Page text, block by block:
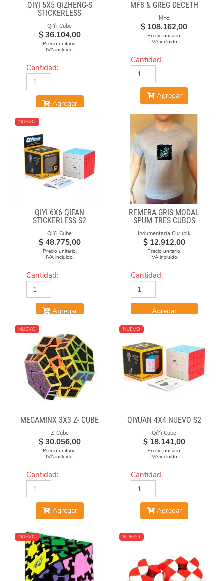
QIYI 5X5 QIZHENG-S
STICKERLESS
QiYi Cube
$ 36.104,00
Precio unitario.
IVA incluido.
Cantidad:
Agregar
MF8 & GREG DECETH
MF8
$ 108.162,00
Precio unitario.
IVA incluido.
Cantidad:
Agregar
NUEVO
QIYI 6X6 QIFAN
STICKERLESS S2
QiYi Cube
$ 48.775,00
Precio unitario.
IVA incluido.
Cantidad:
Agregar
REMERA GRIS MODAL
SPUM TRES CUBOS
Indumentaria Curubik
$ 12.912,00
Precio unitario.
IVA incluido.
Cantidad:
Agregar
NUEVO
MEGAMINX 3X3 Z- CUBE
Z-Cube
$ 30.056,00
Precio unitario.
IVA incluido.
Cantidad:
Agregar
NUEVO
QIYUAN 4X4 NUEVO S2
QiYi Cube
$ 18.141,00
Precio unitario.
IVA incluido.
Cantidad:
Agregar
NUEVO NUEVO